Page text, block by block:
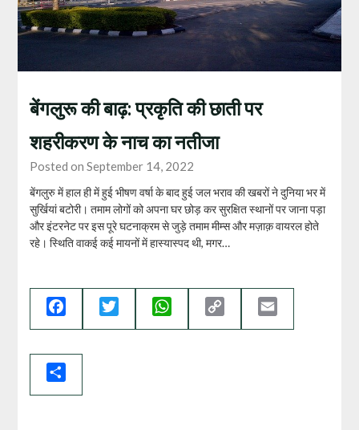
बेंगलुरू की बाढ़: प्रकृति की छाती पर
शहरीकरण के नाच का नतीजा
Posted on September 14, 2022
बेंगलुरु में हाल ही में हुई भीषण वर्षा के बाद हुई जल भराव की खबरों ने दुनिया भर में
सुर्खियां बटोरी। तमाम लोगों को अपना घर छोड़ कर सुरक्षित स्थानों पर जाना पड़ा
और इंटरनेट पर इस पूरे घटनाक्रम से जुड़े तमाम मीम्स और मज़ाक़ वायरल होते
रहे। स्थिति वाकई कई मायनों में हास्यास्पद थी, मगर…
Facebook Twitter WhatsApp
Link